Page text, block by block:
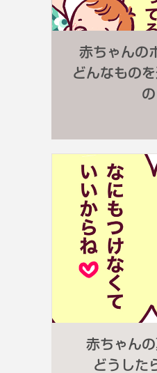
赤ちゃんの
どんなもの
の
赤ちゃん
どうした